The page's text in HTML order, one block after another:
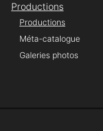
Productions
Productions
Méta-catalogue
Galeries photos